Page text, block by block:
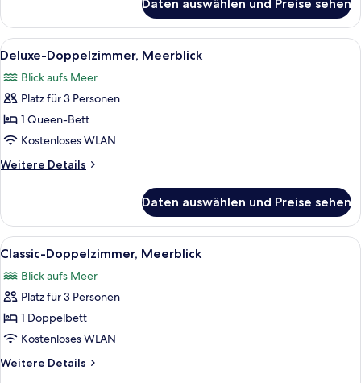
anzeigen
Zimmer,
Queen-
Meerblick
Daten auswählen und Preise sehen
Alle
Fotos
für
Deluxe-
Doppelzimmer,
Meerblick
anzeigen
Ein Schlafzimmer mit Steinwand,
8
Deluxe-Doppelzimmer, Meerblick
Blick aufs Meer
Platz für 3 Personen
1 Queen-Bett
Kostenloses WLAN
Weitere Details
Weitere
Doppelzimmer,
Meerblick
Daten auswählen und Preise sehen
Alle
Fotos
für
Classic-
Doppelzimmer,
Meerblick
anzeigen
Ein Hotelzimmer mit Bett,
4
Classic-Doppelzimmer, Meerblick
Blick aufs Meer
Platz für 3 Personen
1 Doppelbett
Kostenloses WLAN
Weitere Details
Weitere